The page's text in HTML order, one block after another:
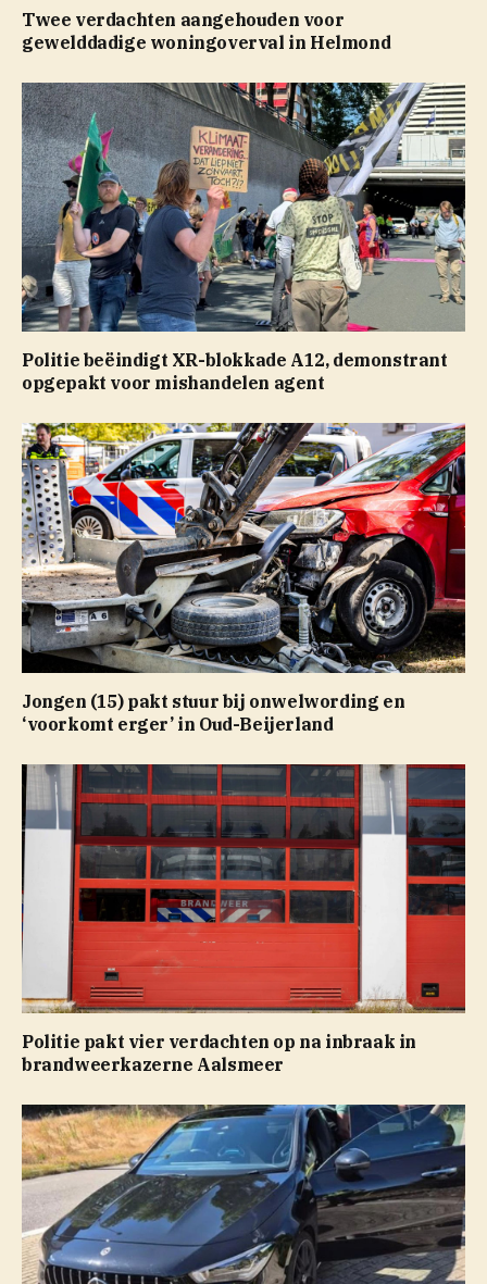
Twee verdachten aangehouden voor
gewelddadige woningoverval in Helmond
Politie beëindigt XR-blokkade A12, demonstrant
opgepakt voor mishandelen agent
Jongen (15) pakt stuur bij onwelwording en
‘voorkomt erger’ in Oud-Beijerland
Politie pakt vier verdachten op na inbraak in
brandweerkazerne Aalsmeer